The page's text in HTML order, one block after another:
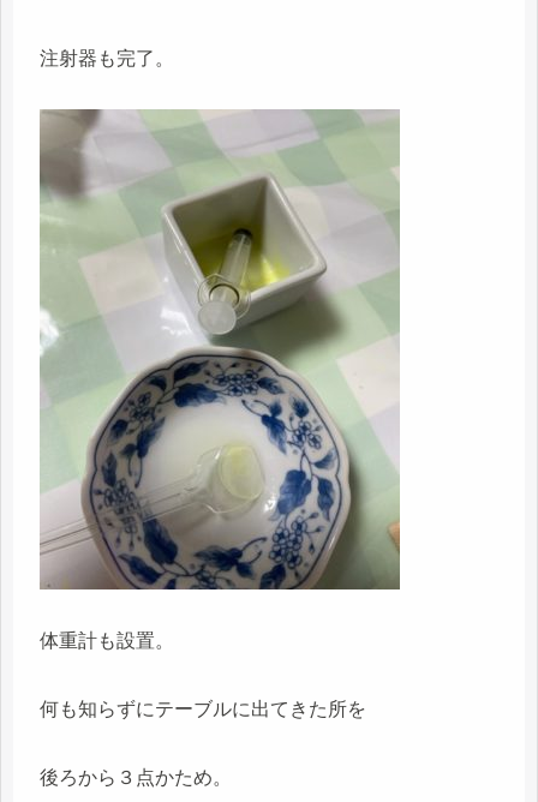
注射器も完了。
体重計も設置。
何も知らずにテーブルに出てきた所を
後ろから３点かため。